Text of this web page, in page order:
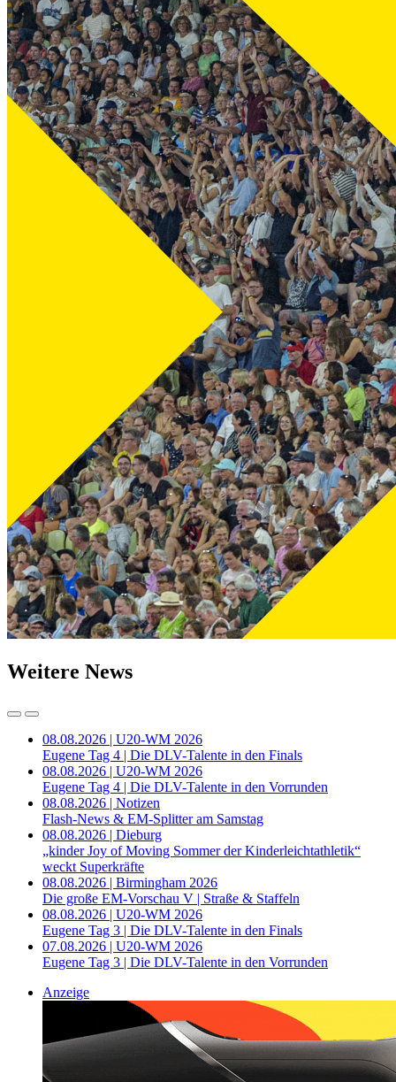
Weitere News
08.08.2026 | U20-WM 2026
Eugene Tag 4 | Die DLV-Talente in den Finals
08.08.2026 | U20-WM 2026
Eugene Tag 4 | Die DLV-Talente in den Vorrunden
08.08.2026 | Notizen
Flash-News & EM-Splitter am Samstag
08.08.2026 | Dieburg
„kinder Joy of Moving Sommer der Kinderleichtathletik“
weckt Superkräfte
08.08.2026 | Birmingham 2026
Die große EM-Vorschau V | Straße & Staffeln
08.08.2026 | U20-WM 2026
Eugene Tag 3 | Die DLV-Talente in den Finals
07.08.2026 | U20-WM 2026
Eugene Tag 3 | Die DLV-Talente in den Vorrunden
Anzeige